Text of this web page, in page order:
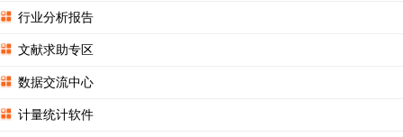
行业分析报告
文献求助专区
数据交流中心
计量统计软件